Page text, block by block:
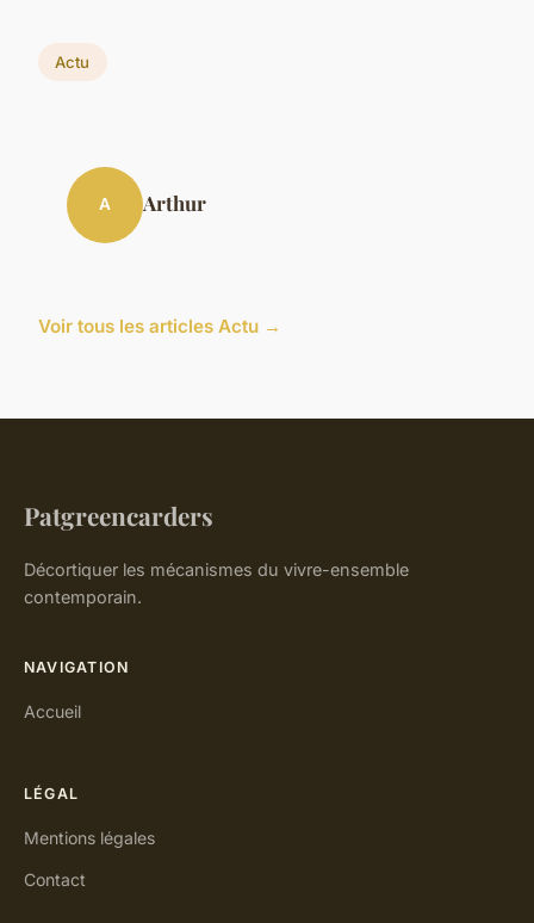
Actu
A Arthur
Voir tous les articles Actu →
Patgreencarders
Décortiquer les mécanismes du vivre-ensemble
contemporain.
NAVIGATION
Accueil
LÉGAL
Mentions légales
Contact